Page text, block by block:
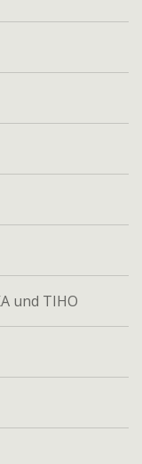
und TIHO